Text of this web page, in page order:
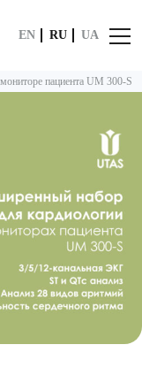
EN RU UA
пациента UM 300-S